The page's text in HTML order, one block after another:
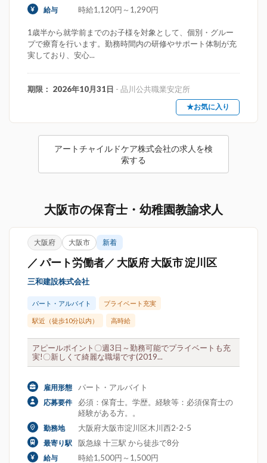
給与 時給1,120円～1,290円
1歳半から就学前までのお子様を対象として、個別・グルー
プで療育を行います。勤務時間内の研修やサポート体制が充
実しており、安心...
期限： 2026年10月31日 - 品川公共職業安定所
★お気に入り
アートチャイルドケア株式会社の求人を検
索する
大阪市の保育士・幼稚園教諭求人
大阪府 大阪市 新着
／ パート労働者／ 大阪府 大阪市 淀川区
三和建設株式会社
パート・アルバイト プライベート充実
駅近（徒歩10分以内） 高時給
アピールポイント〇週3日～勤務可能でプライベートも充
実!〇新しくて綺麗な職場です(2019...
雇用形態 パート・アルバイト
応募要件
必須：保育士。学歴。経験等：必須保育士の
経験がある方。。
勤務地 大阪府大阪市淀川区木川西2-2-5
最寄り駅 阪急線 十三駅 から徒歩で8分
給与 時給1,500円～1,500円